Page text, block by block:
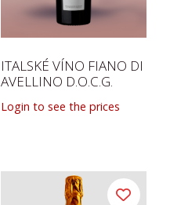
ITALSKÉ VÍNO FIANO DI
AVELLINO D.O.C.G.
Login to see the prices